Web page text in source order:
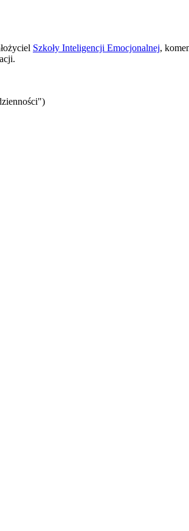
Szkoły Inteligencji Emocjonalnej,